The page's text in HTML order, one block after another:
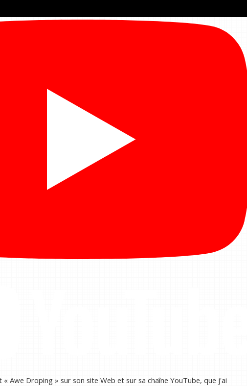
« Awe Droping » sur son site Web et sur sa chaîne YouTube, que j'ai